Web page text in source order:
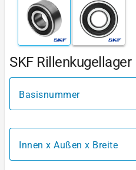
SKF
Basisnummer
Innen x Außen x Breite